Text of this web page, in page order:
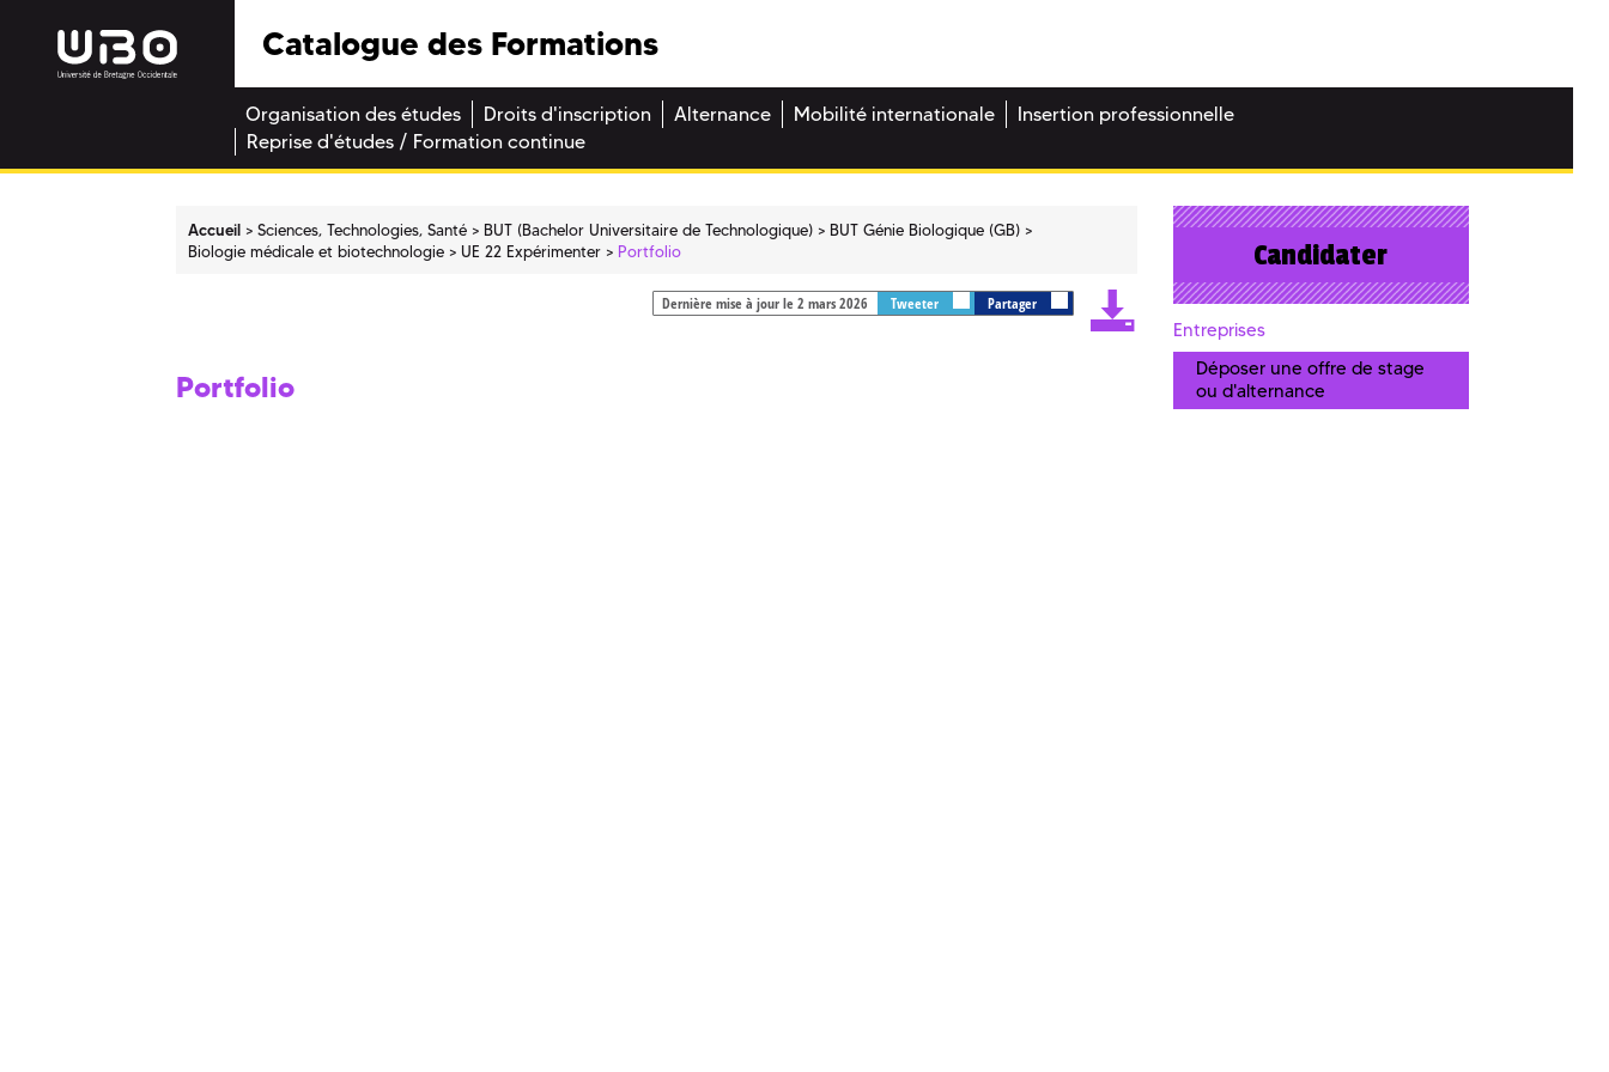
Catalogue des Formations
Organisation des études Droits d'inscription Alternance Mobilité internationale
Insertion professionnelle
Reprise d'études / Formation continue
Accueil Sciences, Technologies, Santé BUT (Bachelor Universitaire de Technologique)
BUT Génie Biologique (GB)
Biologie médicale et biotechnologie
UE 22 Expérimenter Portfolio
Dernière mise à jour le 2 mars 2026 Tweeter Partager
Portfolio
Candidater
Entreprises
Déposer une offre de stage
ou d'alternance